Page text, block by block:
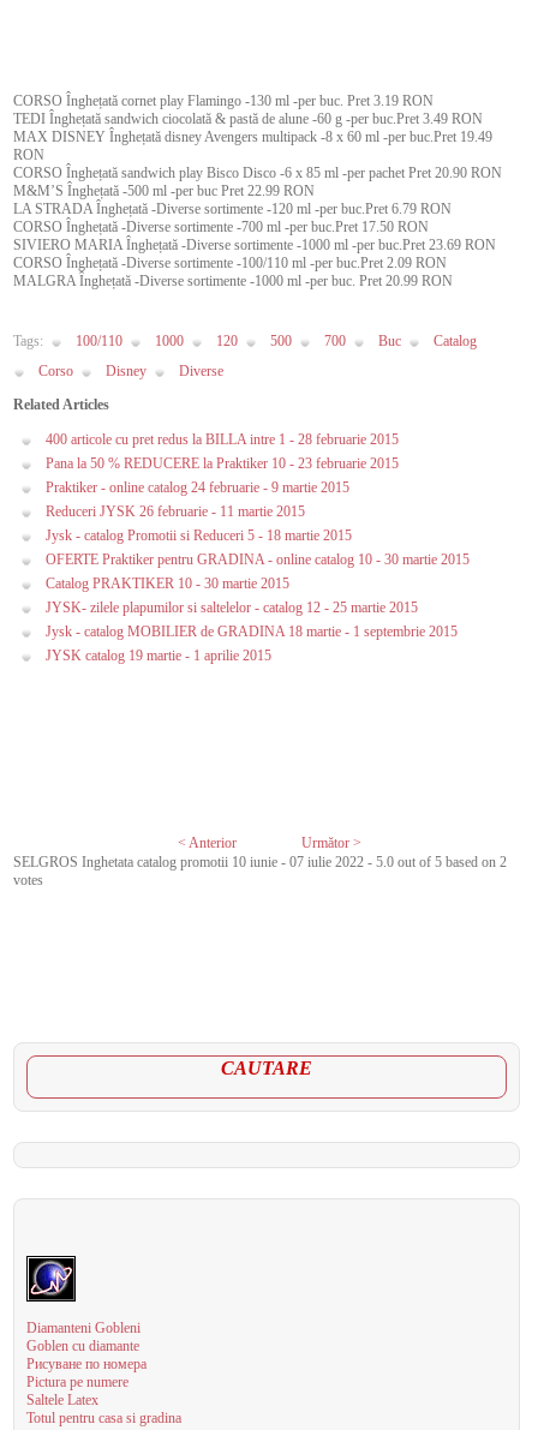
CORSO Înghețată cornet play Flamingo -130 ml -per buc. Pret 3.19 RON
TEDI Înghețată sandwich ciocolată & pastă de alune -60 g -per buc.Pret 3.49 RON
MAX DISNEY Înghețată disney Avengers multipack -8 x 60 ml -per buc.Pret 19.49
RON
CORSO Înghețată sandwich play Bisco Disco -6 x 85 ml -per pachet Pret 20.90 RON
M&M’S Înghețată -500 ml -per buc Pret 22.99 RON
LA STRADA Înghețată -Diverse sortimente -120 ml -per buc.Pret 6.79 RON
CORSO Înghețată -Diverse sortimente -700 ml -per buc.Pret 17.50 RON
SIVIERO MARIA Înghețată -Diverse sortimente -1000 ml -per buc.Pret 23.69 RON
CORSO Înghețată -Diverse sortimente -100/110 ml -per buc.Pret 2.09 RON
MALGRA Înghețată -Diverse sortimente -1000 ml -per buc. Pret 20.99 RON
Tags: 100/110 1000 120 500 700 Buc
Catalog
Corso
Disney
Diverse
Related Articles
400 articole cu pret redus la BILLA intre 1 - 28 februarie 2015
Pana la 50 % REDUCERE la Praktiker 10 - 23 februarie 2015
Praktiker - online catalog 24 februarie - 9 martie 2015
Reduceri JYSK 26 februarie - 11 martie 2015
Jysk - catalog Promotii si Reduceri 5 - 18 martie 2015
OFERTE Praktiker pentru GRADINA - online catalog 10 - 30 martie 2015
Catalog PRAKTIKER 10 - 30 martie 2015
JYSK- zilele plapumilor si saltelelor - catalog 12 - 25 martie 2015
Jysk - catalog MOBILIER de GRADINA 18 martie - 1 septembrie 2015
JYSK catalog 19 martie - 1 aprilie 2015
< Anterior
Următor >
SELGROS Inghetata catalog promotii 10 iunie - 07 iulie 2022 -5.0 out of5 based on2
votes
CAUTARE
Diamanteni Gobleni
Goblen cu diamante
Рисуване по номера
Pictura pe numere
Saltele Latex
Totul pentru casa si gradina